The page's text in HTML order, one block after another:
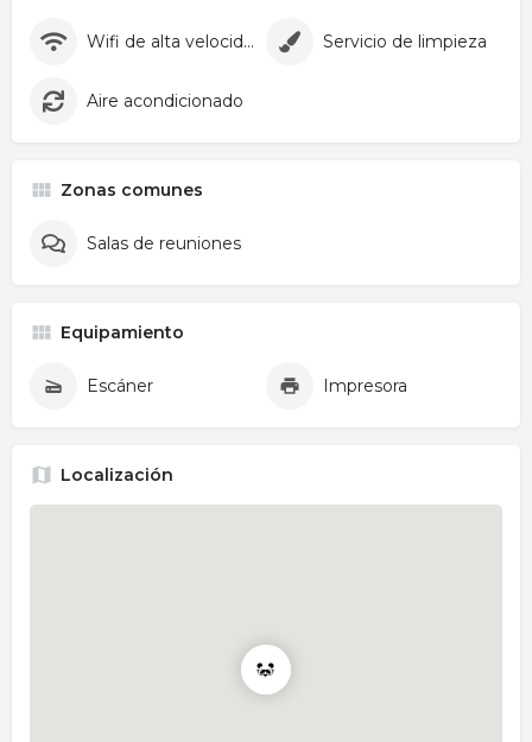
Wifi de alta velocidad Servicio de limpieza
Aire acondicionado
Zonas comunes
Salas de reuniones
Equipamiento
Escáner Impresora
Localización